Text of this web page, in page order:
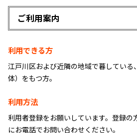
ご利⽤案内
利⽤できる⽅
江⼾川区および近隣の地域で暮している
体）をもつ⽅。
利⽤⽅法
利⽤者登録をお願いしています。登録の
にお電話でお問い合わせください。